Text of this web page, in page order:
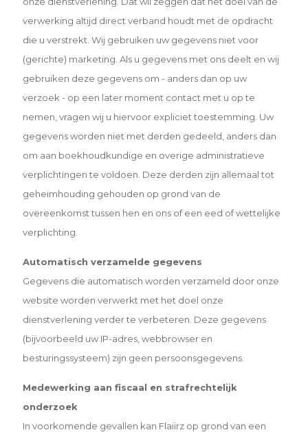
verwerking altijd direct verband houdt met de opdracht
die u verstrekt. Wij gebruiken uw gegevens niet voor
(gerichte) marketing. Als u gegevens met ons deelt en wij
gebruiken deze gegevens om - anders dan op uw
verzoek - op een later moment contact met u op te
nemen, vragen wij u hiervoor expliciet toestemming. Uw
gegevens worden niet met derden gedeeld, anders dan
om aan boekhoudkundige en overige administratieve
verplichtingen te voldoen. Deze derden zijn allemaal tot
geheimhouding gehouden op grond van de
overeenkomst tussen hen en ons of een eed of wettelijke
verplichting.
Automatisch verzamelde gegevens
Gegevens die automatisch worden verzameld door onze
website worden verwerkt met het doel onze
dienstverlening verder te verbeteren. Deze gegevens
(bijvoorbeeld uw IP-adres, webbrowser en
besturingssysteem) zijn geen persoonsgegevens.
Medewerking aan fiscaal en strafrechtelijk
onderzoek
In voorkomende gevallen kan Flaiirz op grond van een